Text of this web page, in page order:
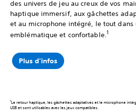
des univers de jeu au creux de vos
haptique immersif, aux gâchettes
et au microphone intégré, le tout dans
emblématique et confortable. 1
Plus d'infos
1Le retour haptique, les gâchettes adaptatives et le microphone
USB et sont utilisables avec les jeux compatibles.